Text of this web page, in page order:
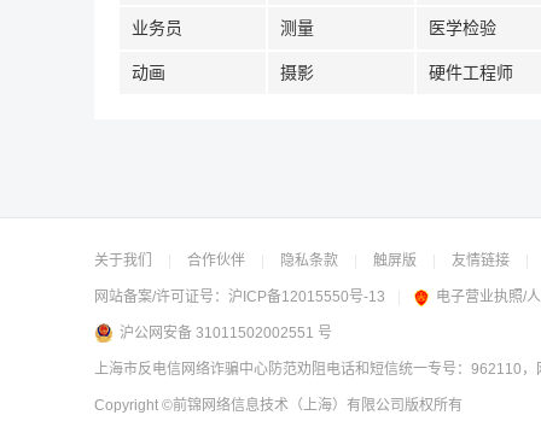
业务员 测量 医学检验
动画 摄影 硬件工程师
关于我们 合作伙伴 隐私条款 触屏版 友情链接
网站备案/许可证号： 沪ICP备12015550号-13 电子营业执照/
沪公网安备 31011502002551 号
上海市反电信网络诈骗中心防范劝阻电话和短信统一专号：962110
Copyright ©前锦网络信息技术（上海）有限公司 版权所有